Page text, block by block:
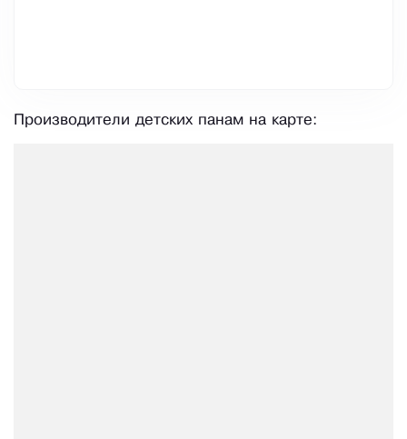
Производители детских панам на карте: